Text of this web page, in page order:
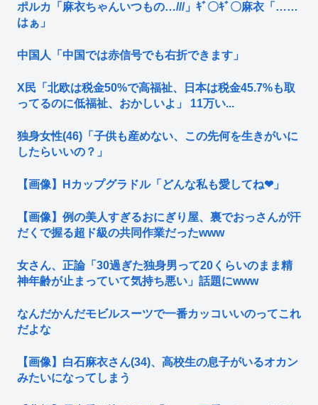
ポルカ「麻衣ちゃんいつもの…///」ｷﾞ〇ｷﾞ〇麻衣「……
はぁ」
中国人「中国では赤信号でも右折できます」
X民「北欧は税金50%で高福祉、日本は税金45.7%も取
ってるのに低福祉、おかしいよ」 11万い...
独身女性(46)「子供も産めない、この先何を生きがいに
したらいいの？」
【画像】Hカップグラドル「どんな私も愛してね❤」
【画像】例の美人すぎるおにぎり屋、裏でおっさんが汗
だくで握る超ド級の共同作業だったwww
女さん、正論「30過ぎた独身男って20くらいのまま精
神年齢が止まっていて気持ち悪い」話題にwww
なんだかんだモビルスーツで一番カッコいいのってこれ
だよな
【画像】白石麻衣さん(34)、高校生の息子がいるオカン
みたいになってしまう